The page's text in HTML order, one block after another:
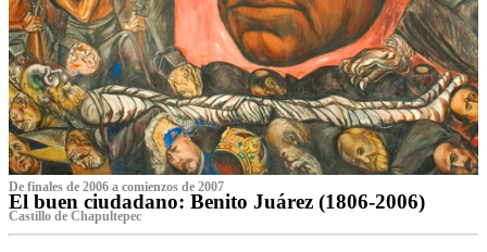
De finales de 2006 a comienzos de 2007
El buen ciudadano: Benito Juárez (1806-2006)
Castillo de Chapultepec